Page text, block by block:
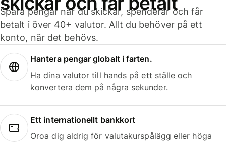
Spara pengar när du skickar, spenderar och får
betalt i över 40+ valutor. Allt du behöver på ett
konto, när det behövs.
Hantera pengar globalt i farten.
Ha dina valutor till hands på ett ställe och
konvertera dem på några sekunder.
Ett internationellt bankkort
Oroa dig aldrig för valutakurspålägg eller höga